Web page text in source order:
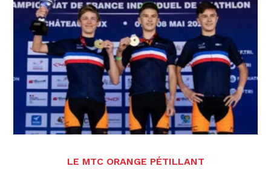
LE MTC ORANGE PÉTILLANT